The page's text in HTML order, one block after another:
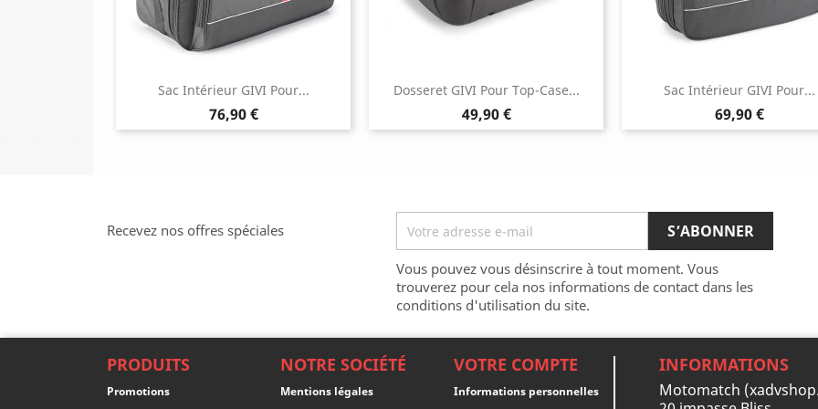
Sac Intérieur GIVI Pour...
Prix
76,90 €
Dosseret GIVI Pour Top-Case...
Prix
49,90 €
Sac Intérieur GIVI Pour...
Prix
69,90 €
Recevez nos offres spéciales
Vous pouvez vous désinscrire à tout moment. Vous
trouverez pour cela nos informations de contact dans les
conditions d'utilisation du site.
PRODUITS
Promotions
NOTRE SOCIÉTÉ
Mentions légales
VOTRE COMPTE
Informations personnelles
INFORMATIONS
Motomatch